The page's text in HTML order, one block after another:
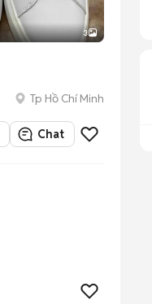
3
Tp Hồ Chí Minh
Chat